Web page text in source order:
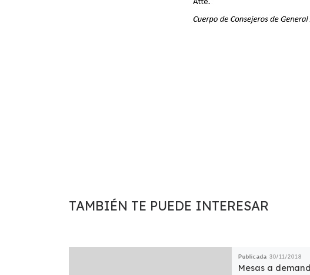
TAMBIÉN TE PUEDE INTERESAR
Publicada 30/11/2018
Mesas a